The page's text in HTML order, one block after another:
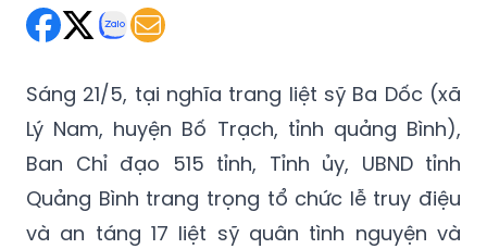
Sáng 21/5, tại nghĩa trang liệt sỹ Ba Dốc (xã
Lý Nam, huyện Bố Trạch, tỉnh quảng Bình),
Ban Chỉ đạo 515 tỉnh, Tỉnh ủy, UBND tỉnh
Quảng Bình trang trọng tổ chức lễ truy điệu
và an táng 17 liệt sỹ quân tình nguyện và